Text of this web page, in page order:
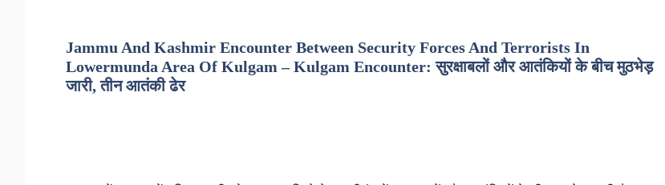
Jammu And Kashmir Encounter Between Security Forces And Terrorists In
Lowermunda Area Of Kulgam – Kulgam Encounter: सुरक्षाबलों और आतंकियों के बीच मुठभेड़
जारी, तीन आतंकी ढेर